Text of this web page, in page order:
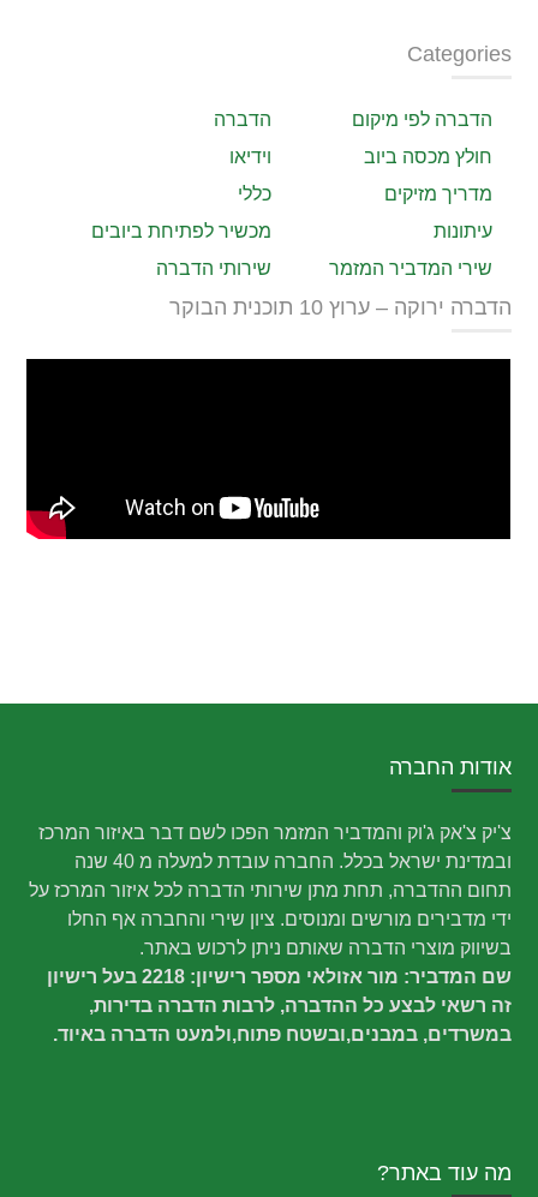
Categories
הדברה
הדברה לפי מיקום
וידיאו
חולץ מכסה ביוב
כללי
מדריך מזיקים
מכשיר לפתיחת ביובים
עיתונות
שירותי הדברה
שירי המדביר המזמר
הדברה ירוקה – ערוץ 10 תוכנית הבוקר
אודות החברה
צ'יק צ'אק ג'וק והמדביר המזמר הפכו לשם דבר באיזור המרכז
ובמדינת ישראל בכלל. החברה עובדת למעלה מ 40 שנה
תחום ההדברה, תחת מתן שירותי הדברה לכל איזור המרכז על
ידי מדבירים מורשים ומנוסים. ציון שירי והחברה אף החלו
בשיווק מוצרי הדברה שאותם ניתן לרכוש באתר.
שם המדביר: מור אזולאי מספר רישיון: 2218 בעל רישיון
זה רשאי לבצע כל ההדברה, לרבות הדברה בדירות,
במשרדים, במבנים,ובשטח פתוח,ולמעט הדברה באיוד.
מה עוד באתר?